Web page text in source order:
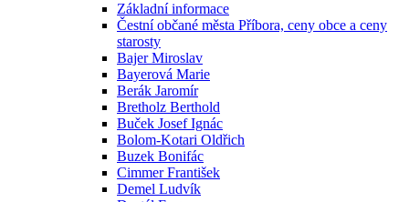
Základní informace
Čestní občané města Příbora, ceny obce a ceny
starosty
Bajer Miroslav
Bayerová Marie
Berák Jaromír
Bretholz Berthold
Buček Josef Ignác
Bolom-Kotari Oldřich
Buzek Bonifác
Cimmer František
Demel Ludvík